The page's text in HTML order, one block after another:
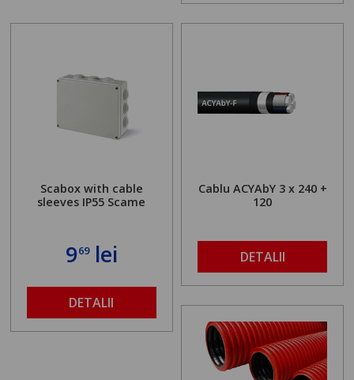
Scabox with cable
sleeves IP55 Scame
969lei
DETALII
Cablu ACYAbY 3 x 240 +
120
DETALII